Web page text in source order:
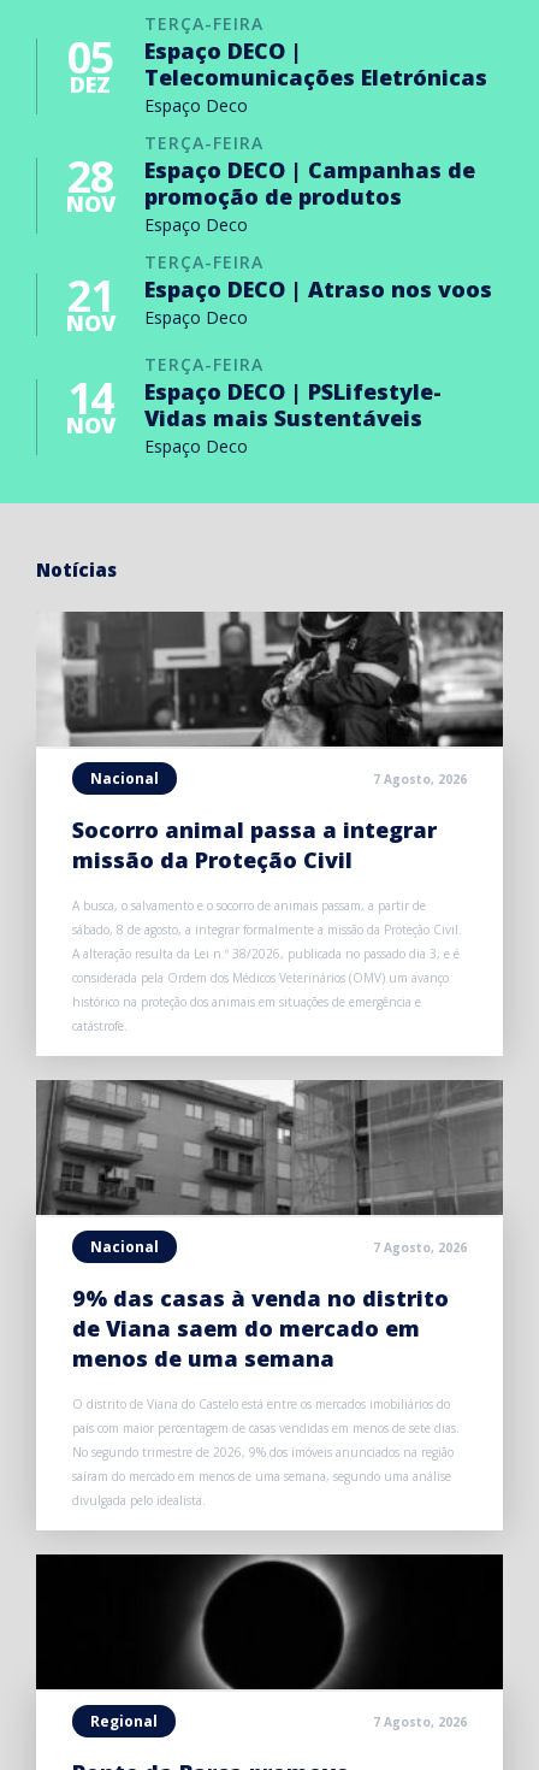
TERÇA-FEIRA
05
DEZ
Espaço DECO |
Telecomunicações Eletrónicas
Espaço Deco
TERÇA-FEIRA
28
NOV
Espaço DECO | Campanhas de
promoção de produtos
Espaço Deco
TERÇA-FEIRA
21
NOV
Espaço DECO | Atraso nos voos
Espaço Deco
TERÇA-FEIRA
14
NOV
Espaço DECO | PSLifestyle-
Vidas mais Sustentáveis
Espaço Deco
Notícias
Nacional 7 Agosto, 2026
Socorro animal passa a integrar
missão da Proteção Civil
A busca, o salvamento e o socorro de animais passam, a partir de
sábado, 8 de agosto, a integrar formalmente a missão da Proteção Civil.
A alteração resulta da Lei n.º 38/2026, publicada no passado dia 3, e é
considerada pela Ordem dos Médicos Veterinários (OMV) um avanço
histórico na proteção dos animais em situações de emergência e
catástrofe.
Nacional 7 Agosto, 2026
9% das casas à venda no distrito
de Viana saem do mercado em
menos de uma semana
O distrito de Viana do Castelo está entre os mercados imobiliários do
país com maior percentagem de casas vendidas em menos de sete dias.
No segundo trimestre de 2026, 9% dos imóveis anunciados na região
saíram do mercado em menos de uma semana, segundo uma análise
divulgada pelo idealista.
Regional 7 Agosto, 2026